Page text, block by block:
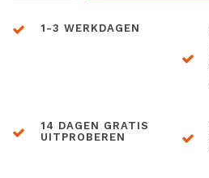
1-3 WERKDAGEN
14 DAGEN GRATIS
UITPROBEREN